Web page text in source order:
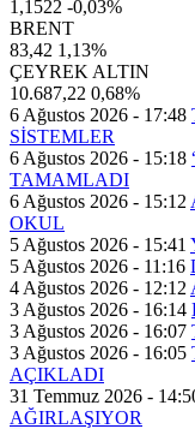
1,1522 -0,03%
BRENT
83,42 1,13%
ÇEYREK ALTIN
10.687,22 0,68%
6 Ağustos 2026 - 17:48
SİSTEMLER
6 Ağustos 2026 - 15:18
TAMAMLADI
6 Ağustos 2026 - 15:12
OKUL
5 Ağustos 2026 - 15:41
5 Ağustos 2026 - 11:16
4 Ağustos 2026 - 12:12
3 Ağustos 2026 - 16:14
3 Ağustos 2026 - 16:07
3 Ağustos 2026 - 16:05
AÇIKLADI
31 Temmuz 2026 -
AĞIRLAŞIYOR